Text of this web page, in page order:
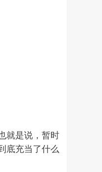
就是说，暂时
底充当了什么